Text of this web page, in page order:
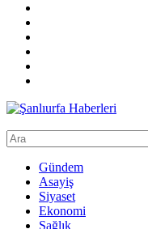
Şanlıurfa
Dakika
Şanlıurfa
Gündem
Asayiş
Siyaset
Ekonomi
Sağlık